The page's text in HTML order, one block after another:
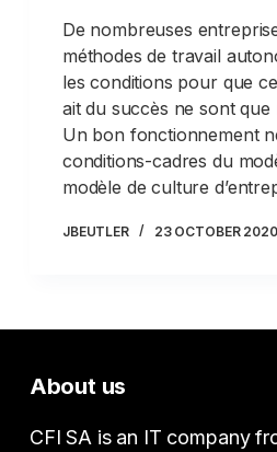
De nombreuses
méthodes de travail
les conditions pour que
ait du succès ne sont
Un bon fonctionnement
conditions-cadres du
modèle de culture
JBEUTLER 23 OCTOBER 2020
About us
CFI SA is an IT company